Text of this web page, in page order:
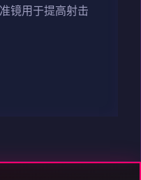
镜用于提高射击